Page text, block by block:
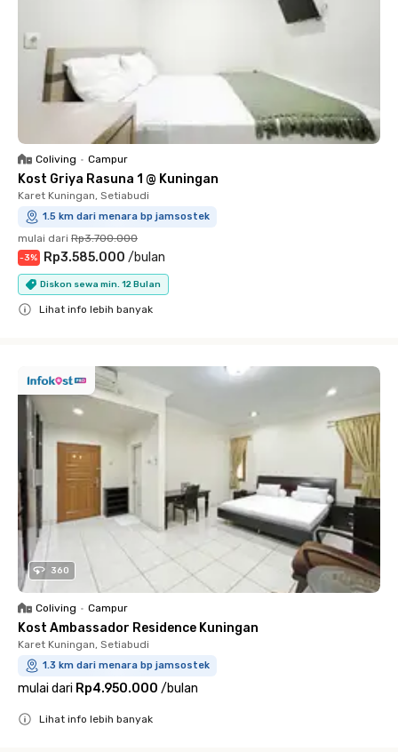
Coliving • Campur
Kost Griya Rasuna 1 @ Kuningan
Karet Kuningan, Setiabudi
1.5 km dari menara bp jamsostek
mulai dari Rp3.700.000
-3% Rp3.585.000 /bulan
Diskon sewa min. 12 Bulan
Lihat info lebih banyak
360
Coliving • Campur
Kost Ambassador Residence Kuningan
Karet Kuningan, Setiabudi
1.3 km dari menara bp jamsostek
mulai dari Rp4.950.000 /bulan
Lihat info lebih banyak